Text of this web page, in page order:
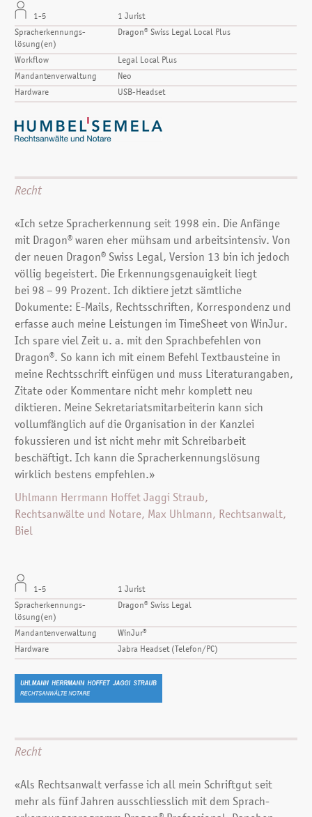
1-5
1 Jurist
Spracherkennungs­
lösung(en)
Dragon® Swiss Legal Local Plus
Workflow
Legal Local Plus
Mandantenverwaltung
Neo
Hardware
USB-Headset
Recht
«Ich setze Spracherkennung seit 1998 ein. Die Anfänge
mit Dragon® waren eher mühsam und arbeitsintensiv. Von
der neuen Dragon® Swiss Legal, Version 13 bin ich jedoch
völlig begeistert. Die Erkennungsgenauigkeit liegt
bei 98 – 99 Prozent. Ich diktiere jetzt sämtliche
Dokumente: E-Mails, Rechtsschriften, Korrespondenz und
erfasse auch meine Leistungen im TimeSheet von WinJur.
Ich spare viel Zeit u. a. mit den Sprachbefehlen von
Dragon®. So kann ich mit einem Befehl Textbau­steine in
meine Rechtsschrift einfügen und muss Literaturangaben,
Zitate oder Kommentare nicht mehr komplett neu
diktieren. Meine Sekretariatsmitarbeiterin kann sich
vollumfänglich auf die Organisation in der Kanzlei
fokussieren und ist nicht mehr mit Schreibarbeit
beschäftigt. Ich kann die Spracherkennungslösung
wirklich bestens empfehlen.»
Uhlmann Herrmann Hoffet Jaggi Straub,
Rechtsanwälte und Notare, Max Uhlmann, Rechtsanwalt,
Biel
1-5
1 Jurist
Spracherkennungs­
lösung(en)
Dragon® Swiss Legal
Mandantenverwaltung
WinJur®
Hardware
Jabra Headset (Telefon/PC)
Recht
«Als Rechtsanwalt verfasse ich all mein Schriftgut seit
mehr als fünf Jahren ausschliesslich mit dem Sprach­